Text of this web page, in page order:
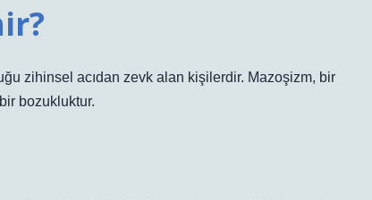
zihinsel acıdan zevk alan kişilerdir. Mazoşizm, bir
bozukluktur.